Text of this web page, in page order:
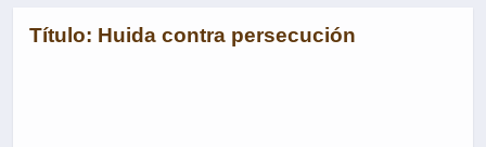
Título: Huida contra persecución